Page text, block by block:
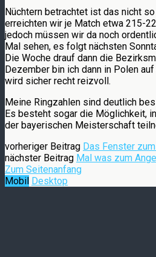
Nüchtern betrachtet ist das nicht
erreichten wir je Match etwa 215-
jedoch müssen wir da noch
Mal sehen, es folgt nächsten
Die Woche drauf dann die
Dezember bin ich dann in Polen
wird sicher recht reizvoll.
Meine Ringzahlen sind deutlich
Es besteht sogar die Möglichkeit,
der bayerischen Meisterschaft
vorheriger Beitrag Das Fenster
nächster Beitrag Mal was zum
Zum Seitenanfang
Mobil Desktop